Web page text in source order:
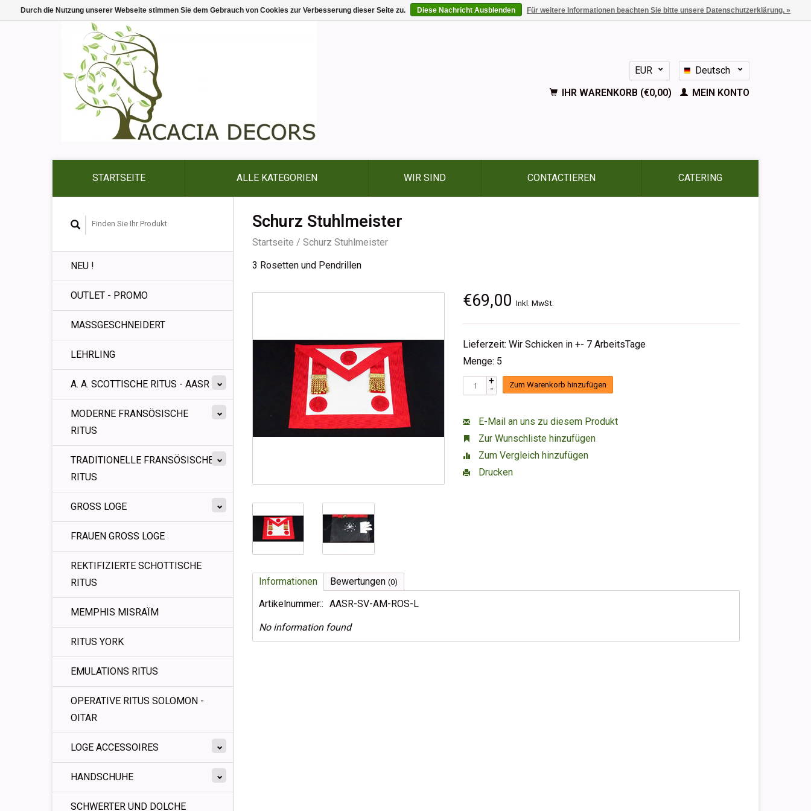
EUR
GBP
Deutsch
Nederlands
English
IHR WARENKORB (€0,00) MEIN KONTO
STARTSEITE ALLE KATEGORIEN WIR SIND CONTACTIEREN CATERING
NEU !
OUTLET - PROMO
MASSGESCHNEIDERT
LEHRLING
A. A. SCOTTISCHE RITUS - AASR
MODERNE FRANSÖSISCHE
RITUS
TRADITIONELLE FRANSÖSISCHE
RITUS
GROSS LOGE
FRAUEN GROSS LOGE
REKTIFIZIERTE SCHOTTISCHE
RITUS
MEMPHIS MISRAÏM
RITUS YORK
EMULATIONS RITUS
OPERATIVE RITUS SOLOMON -
OITAR
LOGE ACCESSOIRES
HANDSCHUHE
SCHWERTER UND DOLCHE
Schurz Stuhlmeister
Startseite / Schurz Stuhlmeister
3 Rosetten und Pendrillen
€69,00Inkl. MwSt.
Lieferzeit: Wir Schicken in +- 7 ArbeitsTage
Menge: 5
+
- Zum Warenkorb hinzufügen
E-Mail an uns zu diesem Produkt
Zur Wunschliste hinzufügen
Zum Vergleich hinzufügen
Drucken
Informationen Bewertungen (0)
Artikelnummer:: AASR-SV-AM-ROS-L
No information found
Durch die Nutzung unserer Webseite stimmen Sie dem Gebrauch von Cookies zur Verbesserung dieser Seite zu. Diese Nachricht Ausblenden Für weitere Informationen beachten Sie bitte unsere Datenschutzerklärung. »